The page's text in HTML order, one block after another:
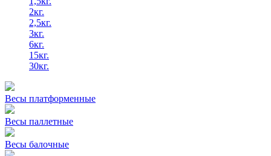
2кг.
2,5кг.
3кг.
6кг.
15кг.
30кг.
Весы платформенные
Весы паллетные
Весы балочные